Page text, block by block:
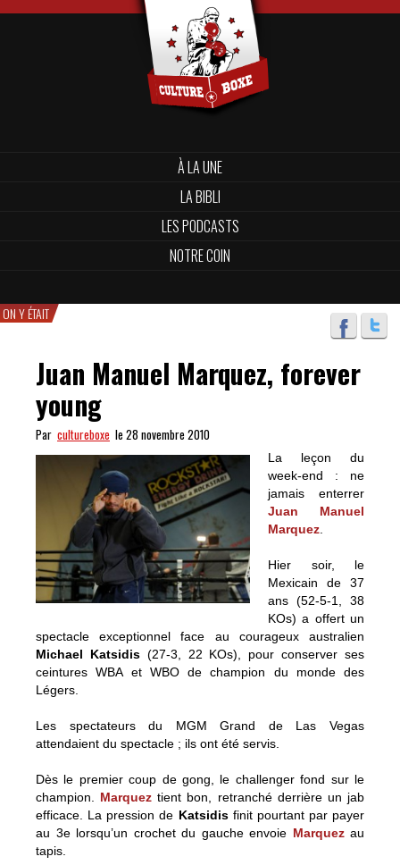
À LA UNE
LA BIBLI
LES PODCASTS
NOTRE COIN
ON Y ÉTAIT
Juan Manuel Marquez, forever
young
Par cultureboxe le 28 novembre 2010
La leçon du
week-end : ne
jamais enterrer
Juan Manuel
Marquez
Hier soir, le
Mexicain de 37
ans (52-5-1, 38
KOs) a offert un
spectacle exceptionnel face au courageux australien
Michael Katsidis(27-3, 22 KOs), pour conserver ses
ceintures WBA et WBO de champion du monde des
Légers.
Les spectateurs du MGM Grand de Las Vegas
attendaient du spectacle ; ils ont été servis.
Dès le premier coup de gong, le challenger fond sur le
champion. Marquez tient bon, retranché derrière un jab
efficace. La pression de Katsidisfinit pourtant par payer
au 3e lorsqu’un crochet du gauche envoie Marquezau
tapis.